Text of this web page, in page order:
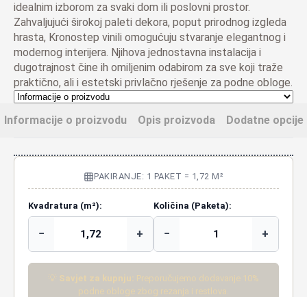
idealnim izborom za svaki dom ili poslovni prostor.
Zahvaljujući širokoj paleti dekora, poput prirodnog izgleda
hrasta, Kronostep vinili omogućuju stvaranje elegantnog i
modernog interijera. Njihova jednostavna instalacija i
dugotrajnost čine ih omiljenim odabirom za sve koji traže
praktično, ali i estetski privlačno rješenje za podne obloge.
Informacije o proizvodu Opis proizvoda Dodatne opcije
PAKIRANJE: 1 PAKET = 1,72 M²
Kvadratura (m²):
− +
Količina (Paketa):
− +
💡 Savjet za kupnju: Preporučujemo dodavanje 10%
podne obloge zbog rezanja i restlova.